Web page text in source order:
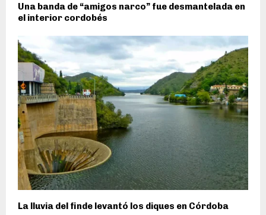
Una banda de “amigos narco” fue desmantelada en
el interior cordobés
La lluvia del finde levantó los diques en Córdoba